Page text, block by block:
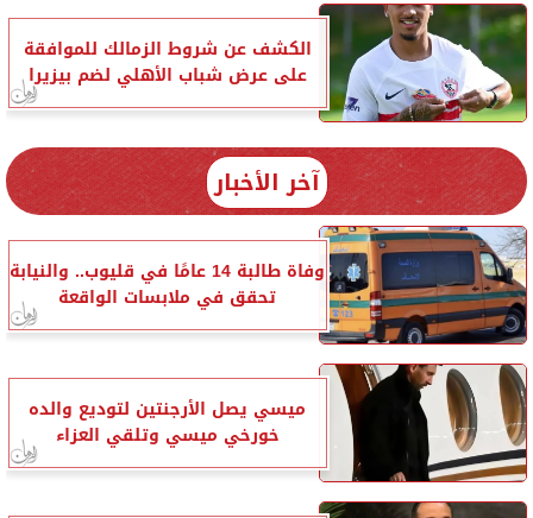
الكشف عن شروط الزمالك للموافقة
على عرض شباب الأهلي لضم بيزيرا
آخر الأخبار
وفاة طالبة 14 عامًا في قليوب.. والنيابة
تحقق في ملابسات الواقعة
ميسي يصل الأرجنتين لتوديع والده
خورخي ميسي وتلقي العزاء